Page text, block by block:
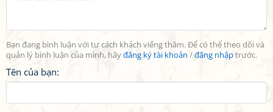
Bạn đang bình luận với tư cách khách viếng thăm. Để có thể theo dõi và
quản lý bình luận của mình, hãyđăng ký tài khoản /đăng nhậptrước.
Tên của bạn: